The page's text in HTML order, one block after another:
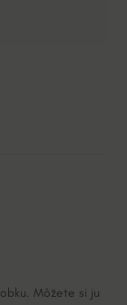
Môžete si ju